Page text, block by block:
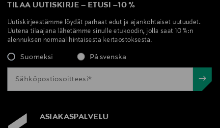
TILAA UUTISKIRJE – ETUSI –10 %
Uutiskirjeestämme löydät parhaat edut ja ajankohtaiset uutuudet.
Uutena tilaajana lähetämme sinulle etukoodin, jolla saat 10 %:n
alennuksen normaalihintaisesta kertaostoksesta.
Suomeksi På svenska
ASIAKASPALVELU